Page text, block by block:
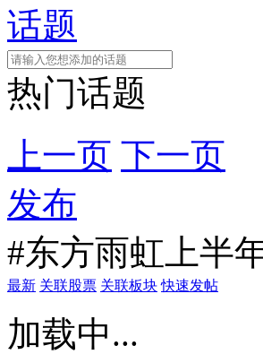
话题
热门话题
上一页 下一页
发布
#东方雨虹上半
最新 关联股票 关联板块 快速发帖
加载中...